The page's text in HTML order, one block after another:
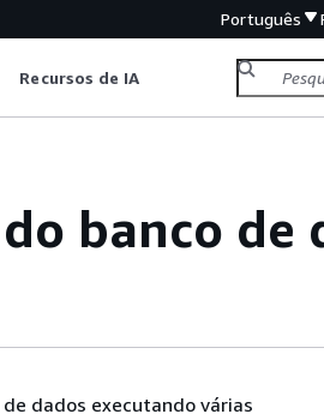
Português
Recursos de IA
banco de
dados executando várias